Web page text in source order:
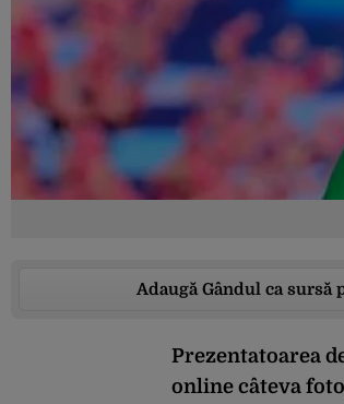
Adaugă Gândul ca sursă
Prezentatoarea
online câteva